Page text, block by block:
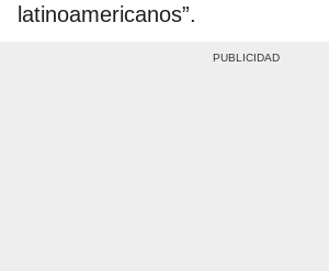
latinoamericanos”.